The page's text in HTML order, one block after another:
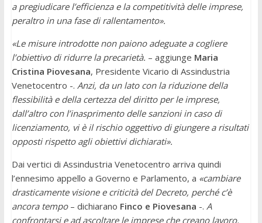
a pregiudicare l’efficienza e la competitività delle imprese,
peraltro in una fase di rallentamento».
«Le misure introdotte non paiono adeguate a cogliere
l’obiettivo di ridurre la precarietà. – aggiunge Maria
Cristina Piovesana, Presidente Vicario di Assindustria
Venetocentro -. Anzi, da un lato con la riduzione della
flessibilità e della certezza del diritto per le imprese,
dall’altro con l’inasprimento delle sanzioni in caso di
licenziamento, vi è il rischio oggettivo di giungere a risultati
opposti rispetto agli obiettivi dichiarati».
Dai vertici di Assindustria Venetocentro arriva quindi
l’ennesimo appello a Governo e Parlamento, a «cambiare
drasticamente visione e criticità del Decreto, perché c’è
ancora tempo– dichiarano Finco e Piovesana -. A
confrontarsi e ad ascoltare le imprese che creano lavoro,